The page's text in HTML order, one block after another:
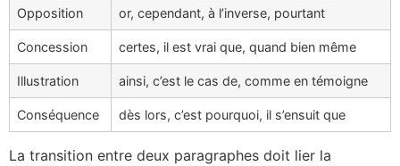
Opposition or, cependant, à l’inverse, pourtant
Concession certes, il est vrai que, quand bien même
Illustration ainsi, c’est le cas de, comme en témoigne
Conséquence dès lors, c’est pourquoi, il s’ensuit que
La transition entre deux paragraphes doit lier la